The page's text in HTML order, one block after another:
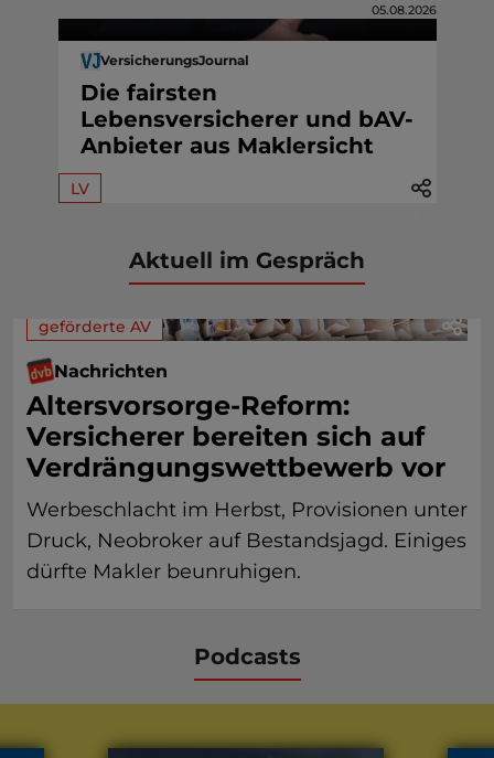
05.08.2026
VersicherungsJournal
Die fairsten
Lebensversicherer und bAV-
Anbieter aus Maklersicht
LV
Aktuell im Gespräch
geförderte AV
Nachrichten
Altersvorsorge-Reform:
Versicherer bereiten sich auf
Verdrängungswettbewerb vor
Werbeschlacht im Herbst, Provisionen unter
Druck, Neobroker auf Bestandsjagd. Einiges
dürfte Makler beunruhigen.
Podcasts